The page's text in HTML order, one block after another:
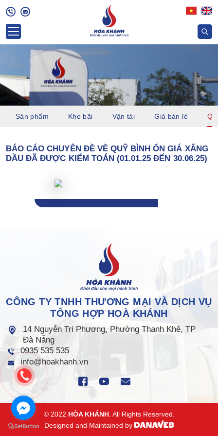
Sản phẩm Kho bãi Vận tải Giá bán lẻ
BÁO CÁO CHUYÊN ĐỀ VỀ QUỸ BÌNH ỔN GIÁ XĂNG
DẦU ĐÃ ĐƯỢC KIỂM TOÁN (01.01.25 ĐẾN 30.06.25)
CÔNG TY TNHH THƯƠNG MẠI VÀ DỊCH VỤ
TỔNG HỢP HOÀ KHÁNH
14 Nguyễn Tri Phương, Phường Thanh Khê, TP
Đà Nẵng
0935 535 535
info@hoakhanh.vn
© 2022 HÒA KHÁNH. All Rights Reserved.
Designed and Maintained by